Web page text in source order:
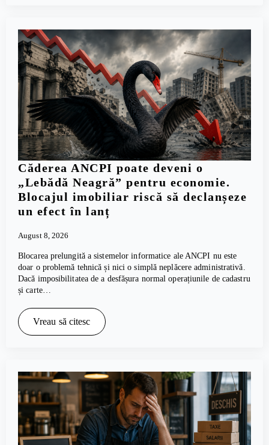
Căderea ANCPI poate deveni o
„Lebădă Neagră” pentru economie.
Blocajul imobiliar riscă să declanșeze
un efect în lanț
August 8, 2026
Blocarea prelungită a sistemelor informatice ale ANCPI nu este
doar o problemă tehnică și nici o simplă neplăcere administrativă.
Dacă imposibilitatea de a desfășura normal operațiunile de cadastru
și carte…
Vreau să citesc